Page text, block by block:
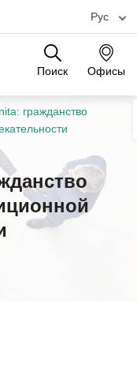
Рус
Поиск Офисы
Офисы
гражданство